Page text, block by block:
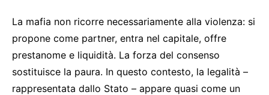
La mafia non ricorre necessariamente alla violenza: si
propone come partner, entra nel capitale, offre
prestanome e liquidità. La forza del consenso
sostituisce la paura. In questo contesto, la legalità –
rappresentata dallo Stato – appare quasi come un